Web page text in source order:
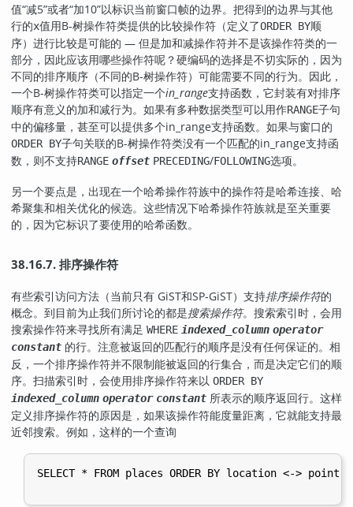
值“减5”或者“加10”以标识当前窗口帧的边界。把得到的边界与其他
行的x值用B-树操作符类提供的比较操作符（定义了ORDER BY顺
序）进行比较是可能的 — 但是加和减操作符并不是该操作符类的一
部分，因此应该用哪些操作符呢？硬编码的选择是不切实际的，因为
不同的排序顺序（不同的B-树操作符）可能需要不同的行为。因此，
一个B-树操作符类可以指定一个in_range支持函数，它封装有对排序
顺序有意义的加和减行为。如果有多种数据类型可以用作RANGE子句
中的偏移量，甚至可以提供多个in_range支持函数。如果与窗口的
ORDER BY子句关联的B-树操作符类没有一个匹配的in_range支持函
数，则不支持RANGE offset PRECEDING/FOLLOWING选项。
另一个要点是，出现在一个哈希操作符族中的操作符是哈希连接、哈
希聚集和相关优化的候选。这些情况下哈希操作符族就是至关重要
的，因为它标识了要使用的哈希函数。
38.16.7. 排序操作符
有些索引访问方法（当前只有 GiST和SP-GiST）支持排序操作符的
概念。到目前为止我们所讨论的都是搜索操作符。搜索索引时，会用
搜索操作符来寻找所有满足 WHERE indexed_column operator
constant 的行。注意被返回的匹配行的顺序是没有任何保证的。相
反，一个排序操作符并不限制能被返回的行集合，而是决定它们的顺
序。扫描索引时，会使用排序操作符来以 ORDER BY
indexed_column operator constant 所表示的顺序返回行。这样
定义排序操作符的原因是，如果该操作符能度量距离，它就能支持最
近邻搜索。例如，这样的一个查询
SELECT * FROM places ORDER BY location <->